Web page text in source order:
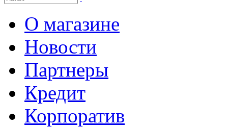
О магазине
Новости
Партнеры
Кредит
Корпоратив